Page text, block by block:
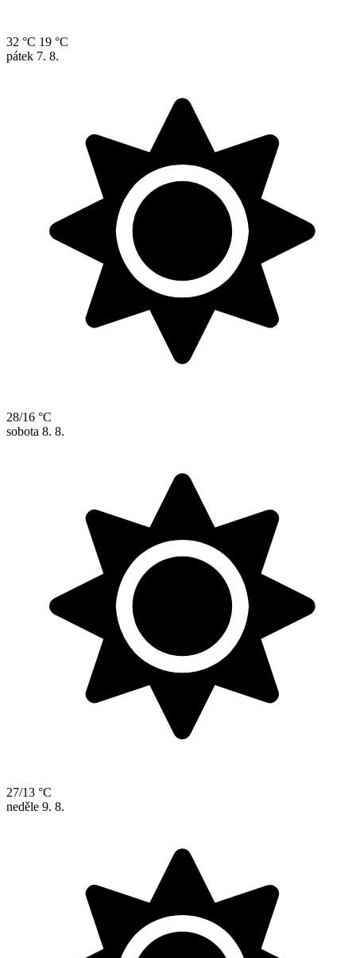
32 °C 19 °C
pátek 7. 8.
28/16 °C
sobota 8. 8.
27/13 °C
neděle 9. 8.